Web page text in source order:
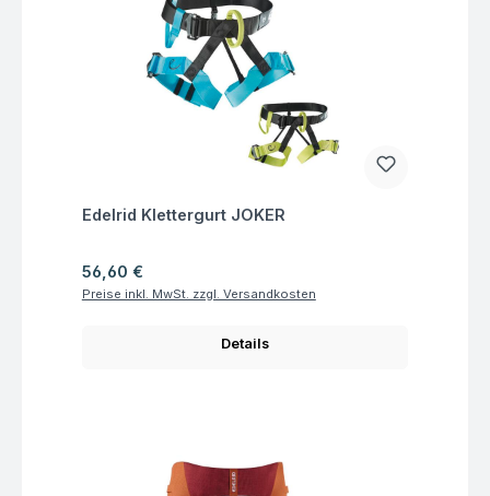
Fragen zum Artikel
Edelrid Klettergurt JOKER
Regulärer Preis:
56,60 €
Preise inkl. MwSt. zzgl. Versandkosten
Details